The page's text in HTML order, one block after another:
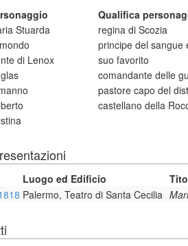
Qualifica
Stuarda
regina di Scozia
principe del sangue
di Lenox
suo favorito
comandante delle
pastore capo del
castellano della
Luogo ed Edificio
Palermo, Teatro di Santa Cecilia